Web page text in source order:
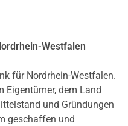
Westfalen
für Nordrhein-Westfalen.
Eigentümer, dem Land
und Gründungen
geschaffen und